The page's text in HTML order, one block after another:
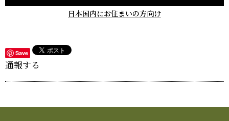
日本国内にお住まいの方向け
Save
通報する